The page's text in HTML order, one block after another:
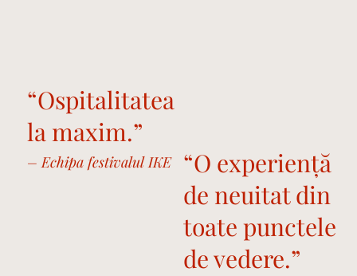
“Ospitalitatea
la maxim.”
– Echipa festivalul IKE
“O experiență
de neuitat din
toate punctele
de vedere.”